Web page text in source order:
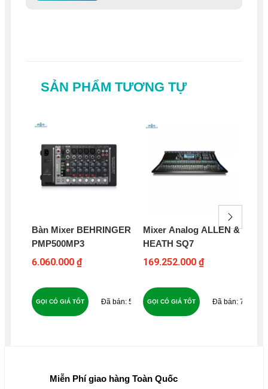
SẢN PHẨM TƯƠNG TỰ
Bàn Mixer BEHRINGER
PMP500MP3
6.060.000 ₫
55
GỌI CÓ GIÁ TỐT
Mixer Analog ALLEN &
HEATH SQ7
169.252.000 ₫
77
GỌI CÓ GIÁ TỐT
Miễn Phí giao hàng Toàn Quốc